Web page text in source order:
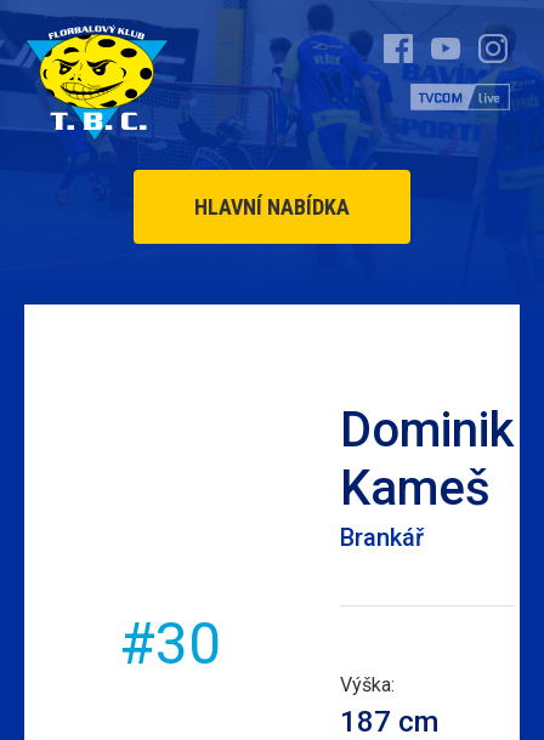
HLAVNÍ NABÍDKA
#30
Dominik
Kameš
Brankář
Výška:
187 cm